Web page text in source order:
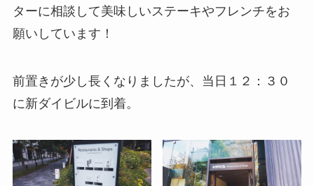
ターに相談して美味しいステーキやフレンチをお
願いしています！
前置きが少し長くなりましたが、当日１２：３０
に新ダイビルに到着。